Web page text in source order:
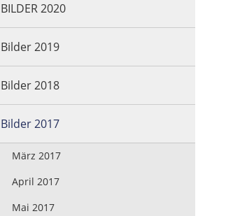
BILDER 2020
Bilder 2019
Bilder 2018
Bilder 2017
März 2017
April 2017
Mai 2017